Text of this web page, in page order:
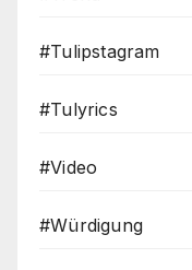
#Tulipstagram
#Tulyrics
#Video
#Würdigung